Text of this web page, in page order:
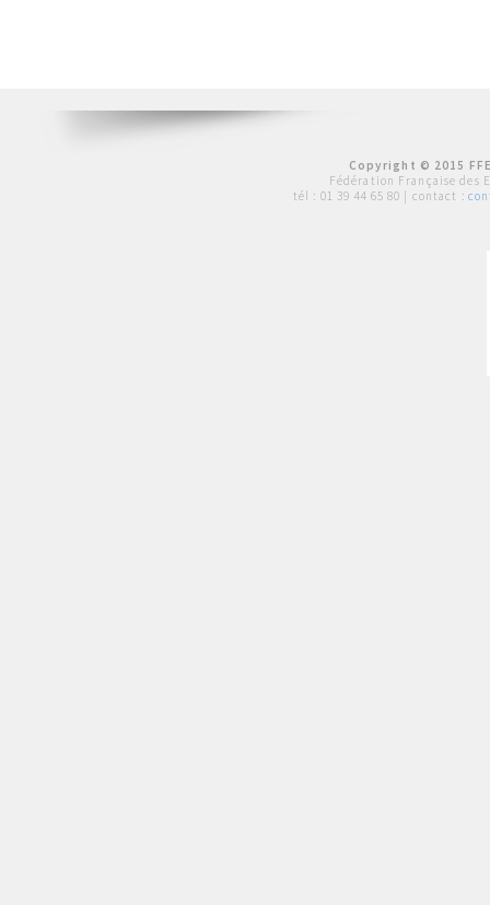
Copyright © 2015
Fédération Française des
tél : 01 39 44 65 80 | contact :